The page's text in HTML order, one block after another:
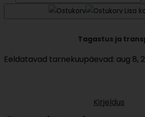
matcha
Lisa
Tagastus ja
Eeldatavad tarnekuupäevad: aug 8,
Kirjeldus